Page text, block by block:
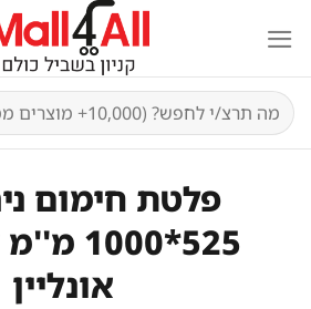
content
חיפוש
עבור:
פלטת חימום
אונליין